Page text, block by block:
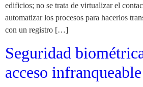
edificios; no se trata de virtualizar el
automatizar los procesos para hacerlos
con un registro […]
Seguridad
acceso infranqueable